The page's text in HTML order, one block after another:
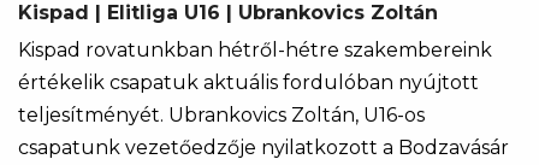
Kispad | Elitliga U16 | Ubrankovics Zoltán
Kispad rovatunkban hétről-hétre szakembereink
értékelik csapatuk aktuális fordulóban nyújtott
teljesítményét. Ubrankovics Zoltán, U16-os
csapatunk vezetőedzője nyilatkozott a Bodzavásár